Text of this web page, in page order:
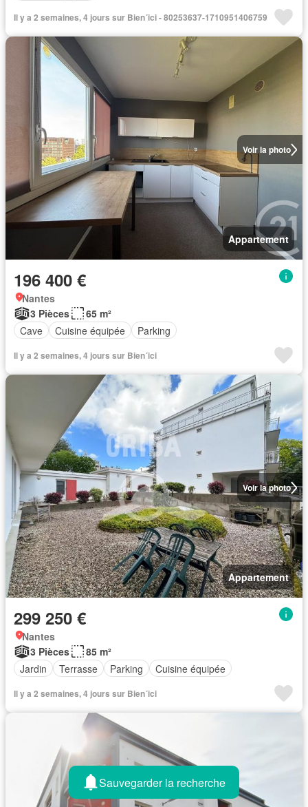
Il y a 2 semaines, 4 jours sur Bien´ici - 80253637-1710951406759
Voir la photo
Appartement
196 400 €
Nantes
3 Pièces
65 m²
Cave
Cuisine équipée Parking
Il y a 2 semaines, 4 jours sur Bien´ici
Voir la photo
Appartement
299 250 €
Nantes
3 Pièces
85 m²
Jardin
Terrasse Parking Cuisine équipée
Il y a 2 semaines, 4 jours sur Bien´ici
Sauvegarder la recherche